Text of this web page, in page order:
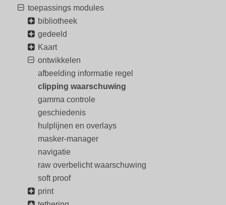
toepassings modules
bibliotheek
gedeeld
Kaart
ontwikkelen
afbeelding informatie regel
clipping waarschuwing
gamma controle
geschiedenis
hulplijnen en overlays
masker-manager
navigatie
raw overbelicht waarschuwing
soft proof
print